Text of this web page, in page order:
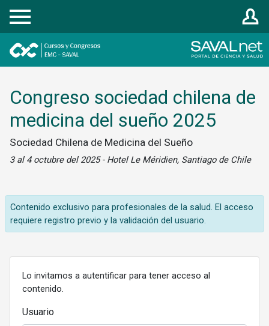
Registrarse
Congreso sociedad chilena de
medicina del sueño 2025
Sociedad Chilena de Medicina del Sueño
3 al 4 octubre del 2025 - Hotel Le Méridien, Santiago de Chile
Contenido exclusivo para profesionales de la salud. El acceso
requiere registro previo y la validación del usuario.
Lo invitamos a autentificar para tener acceso al
contenido.
Usuario